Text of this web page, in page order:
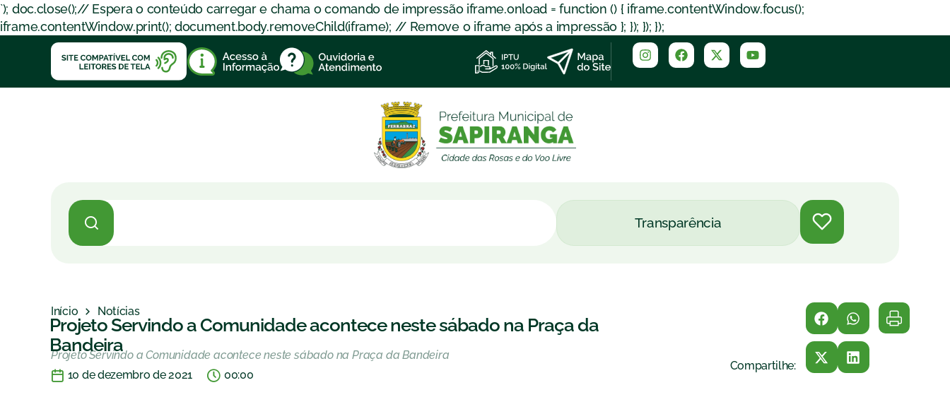
`); doc.close();// Espera o conteúdo carregar e chama o comando de impressão iframe.onload = function () { iframe.contentWindow.focus();
iframe.contentWindow.print(); document.body.removeChild(iframe); // Remove o iframe após a impressão }; }); }); });
Transparência
Início Notícias
Projeto Servindo a Comunidade acontece neste sábado na Praça da
Bandeira
Projeto Servindo a Comunidade acontece neste sábado na Praça da Bandeira
10 de dezembro de 2021
00:00
Compartilhe: